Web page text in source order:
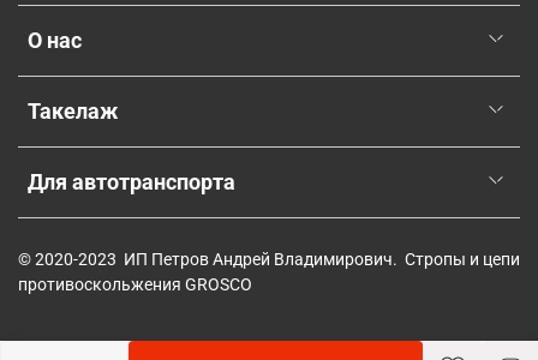
О нас
Такелаж
Для автотранспорта
© 2020-2023 ИП Петров Андрей Владимирович. Стропы и цепи
противоскольжения GROSCO